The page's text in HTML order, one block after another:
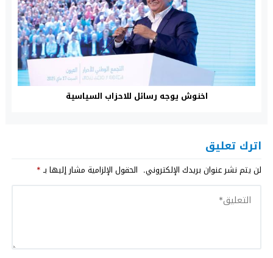
اخنوش يوجه رسائل للاحزاب السياسية
اترك تعليق
لن يتم نشر عنوان بريدك الإلكتروني. الحقول الإلزامية مشار إليها بـ*